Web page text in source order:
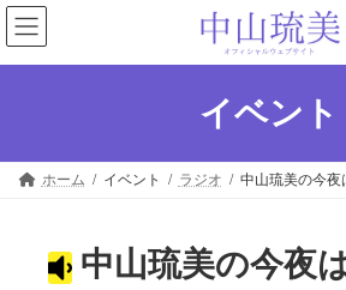
コ
ン
テ
キ
ナ
ビ
ゲ
に
イベント
ホーム イベント ラジオ 中山琉美の今夜
中山琉美の今夜